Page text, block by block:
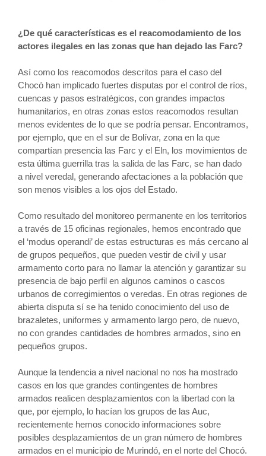
¿De qué características es el reacomodamiento de los
actores ilegales en las zonas que han dejado las Farc?
Así como los reacomodos descritos para el caso del
Chocó han implicado fuertes disputas por el control de ríos,
cuencas y pasos estratégicos, con grandes impactos
humanitarios, en otras zonas estos reacomodos resultan
menos evidentes de lo que se podría pensar. Encontramos,
por ejemplo, que en el sur de Bolívar, zona en la que
compartían presencia las Farc y el Eln, los movimientos de
esta última guerrilla tras la salida de las Farc, se han dado
a nivel veredal, generando afectaciones a la población que
son menos visibles a los ojos del Estado.
Como resultado del monitoreo permanente en los territorios
a través de 15 oficinas regionales, hemos encontrado que
el ‘modus operandi’ de estas estructuras es más cercano al
de grupos pequeños, que pueden vestir de civil y usar
armamento corto para no llamar la atención y garantizar su
presencia de bajo perfil en algunos caminos o cascos
urbanos de corregimientos o veredas. En otras regiones de
abierta disputa sí se ha tenido conocimiento del uso de
brazaletes, uniformes y armamento largo pero, de nuevo,
no con grandes cantidades de hombres armados, sino en
pequeños grupos.
Aunque la tendencia a nivel nacional no nos ha mostrado
casos en los que grandes contingentes de hombres
armados realicen desplazamientos con la libertad con la
que, por ejemplo, lo hacían los grupos de las Auc,
recientemente hemos conocido informaciones sobre
posibles desplazamientos de un gran número de hombres
armados en el municipio de Murindó, en el norte del Chocó.